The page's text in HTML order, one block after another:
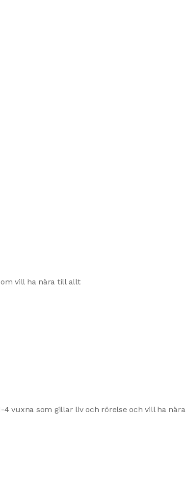
vill ha nära till allt
vuxna som gillar liv och rörelse och vill ha nära